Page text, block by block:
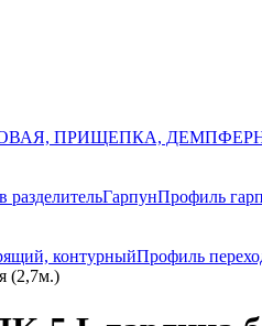
ПРИЩЕПКА,
разделительГарпунПрофиль
контурныйПрофиль
(2,7м.)